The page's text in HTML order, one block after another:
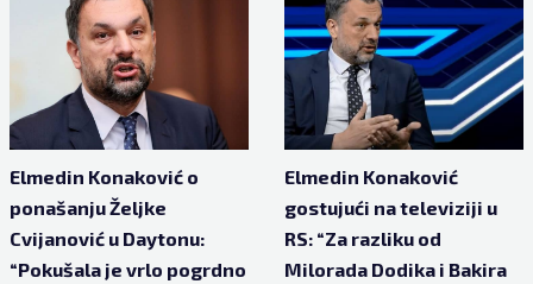
Elmedin Konaković o
ponašanju Željke
Cvijanović u Daytonu:
“Pokušala je vrlo pogrdno
Elmedin Konaković
gostujući na televiziji u
RS: “Za razliku od
Milorada Dodika i Bakira